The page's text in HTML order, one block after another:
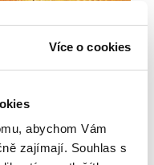
Více o cookies
abychom Vám
zajímají. Souhlas s
Riordan
Jackson – Bitva